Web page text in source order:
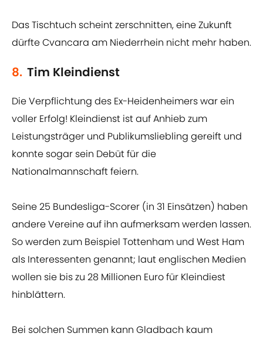
Das Tischtuch scheint zerschnitten, eine Zukunft
dürfte Cvancara am Niederrhein nicht mehr haben.
8. Tim Kleindienst
Die Verpflichtung des Ex-Heidenheimers war ein
voller Erfolg! Kleindienst ist auf Anhieb zum
Leistungsträger und Publikumsliebling gereift und
konnte sogar sein Debüt für die
Nationalmannschaft feiern.
Seine 25 Bundesliga-Scorer (in 31 Einsätzen) haben
andere Vereine auf ihn aufmerksam werden lassen.
So werden zum Beispiel Tottenham und West Ham
als Interessenten genannt; laut englischen Medien
wollen sie bis zu 28 Millionen Euro für Kleindiest
hinblättern.
Bei solchen Summen kann Gladbach kaum